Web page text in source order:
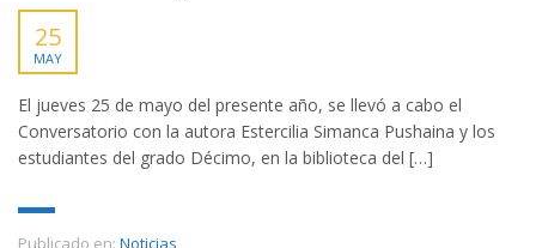
25
MAY
El jueves 25 de mayo del presente año, se llevó a cabo el
Conversatorio con la autora Estercilia Simanca Pushaina y los
estudiantes del grado Décimo, en la biblioteca del […]
Publicado en: Noticias